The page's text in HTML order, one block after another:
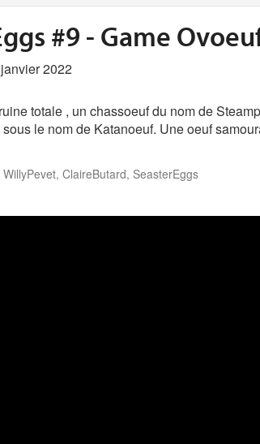
#9 - Game
2022
totale , un chassoeuf du nom de
le nom de Katanoeuf. Une oeuf
ClaireButard, SeasterEggs